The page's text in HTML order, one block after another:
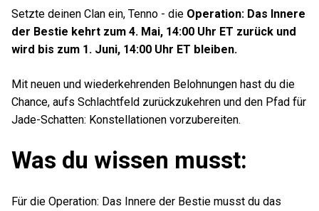
Setzte deinen Clan ein, Tenno - die Operation: Das Innere
der Bestie kehrt zum 4. Mai, 14:00 Uhr ET zurück und
wird bis zum 1. Juni, 14:00 Uhr ET bleiben.
Mit neuen und wiederkehrenden Belohnungen hast du die
Chance, aufs Schlachtfeld zurückzukehren und den Pfad für
Jade-Schatten: Konstellationen vorzubereiten.
Was du wissen musst:
Für die Operation: Das Innere der Bestie musst du das